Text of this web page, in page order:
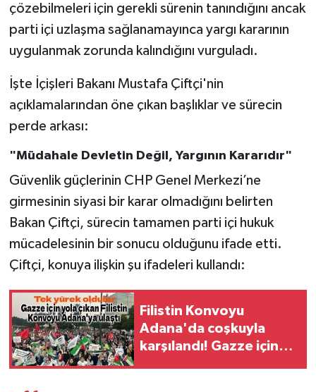
çözebilmeleri için gerekli sürenin tanındığını ancak
parti içi uzlaşma sağlanamayınca yargı kararının
uygulanmak zorunda kalındığını vurguladı.
İşte İçişleri Bakanı Mustafa Çiftçi'nin
açıklamalarından öne çıkan başlıklar ve sürecin
perde arkası:
"Müdahale Devletin Değil, Yargının Kararıdır"
Güvenlik güçlerinin CHP Genel Merkezi’ne
girmesinin siyasi bir karar olmadığını belirten
Bakan Çiftçi, sürecin tamamen parti içi hukuk
mücadelesinin bir sonucu olduğunu ifade etti.
Çiftçi, konuya ilişkin şu ifadeleri kullandı:
Filistin Konvoyu
Adana'da coşkuyla
karşılandı! Gazze için